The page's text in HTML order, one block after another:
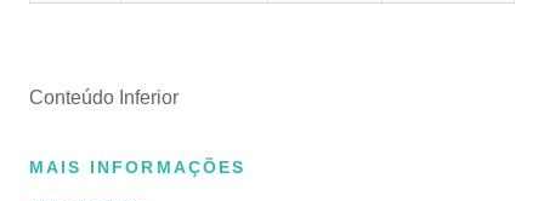
Conteúdo Inferior
MAIS INFORMAÇÕES